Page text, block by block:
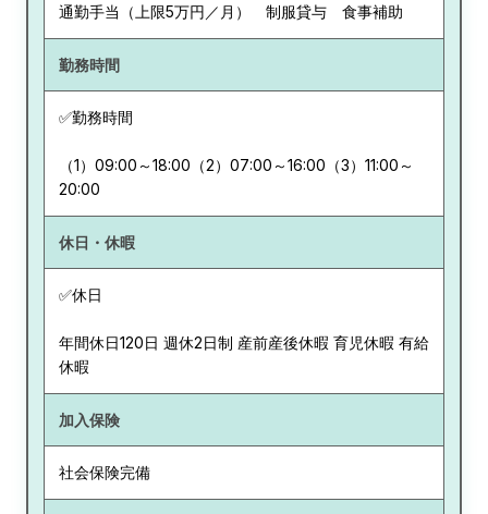
通勤手当（上限5万円／月） 制服貸与 食事補助
勤務時間
✅勤務時間
（1）09:00～18:00（2）07:00～16:00（3）11:00～
20:00
休日・休暇
✅休日
年間休日120日 週休2日制 産前産後休暇 育児休暇 有給
休暇
加入保険
社会保険完備